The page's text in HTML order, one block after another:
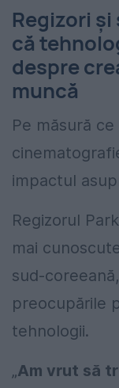
Regizori
că
despre
muncă
Pe măsură
impactul
Regizorul
mai
sud-
preocupările
tehnologii.
„Am vrut să